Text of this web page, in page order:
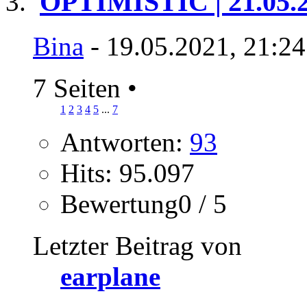
Bina - 19.05.2021,
7 Seiten •
1 2 3 4 5 ... 7
Antworten: 93
Hits: 95.097
Bewertung0 / 5
Letzter Beitrag von
earplane